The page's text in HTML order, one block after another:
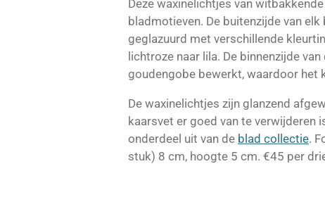
Deze waxinelichtjes van
bladmotieven. De buitenzijde van
geglazuurd met verschillende
lichtroze naar lila. De binnenzijde
goudengobe bewerkt, waardoor
De waxinelichtjes zijn glanzend
kaarsvet er goed van te verwijderen
onderdeel uit van de blad collectie.
stuk) 8 cm, hoogte 5 cm. €45 per